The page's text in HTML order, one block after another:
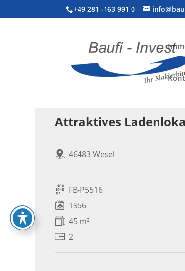
+49 281 -163 991 0
Attraktives
46483 Wesel
FB-P5516
1956
45 m²
2